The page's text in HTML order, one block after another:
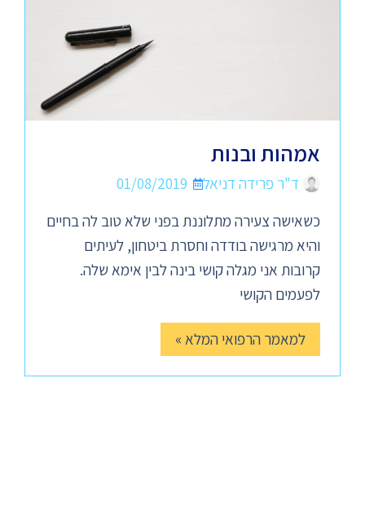
אמהות ובנות
ד"ר פרידה דניאל
01/08/2019
כשאישה צעירה מתלוננת בפני שלא טוב לה בחיים
והיא מרגישה בודדה וחסרת ביטחון, לעיתים
קרובות אני מגלה קושי בינה לבין אימא שלה.
לפעמים הקושי
למאמר הרפואי המלא »